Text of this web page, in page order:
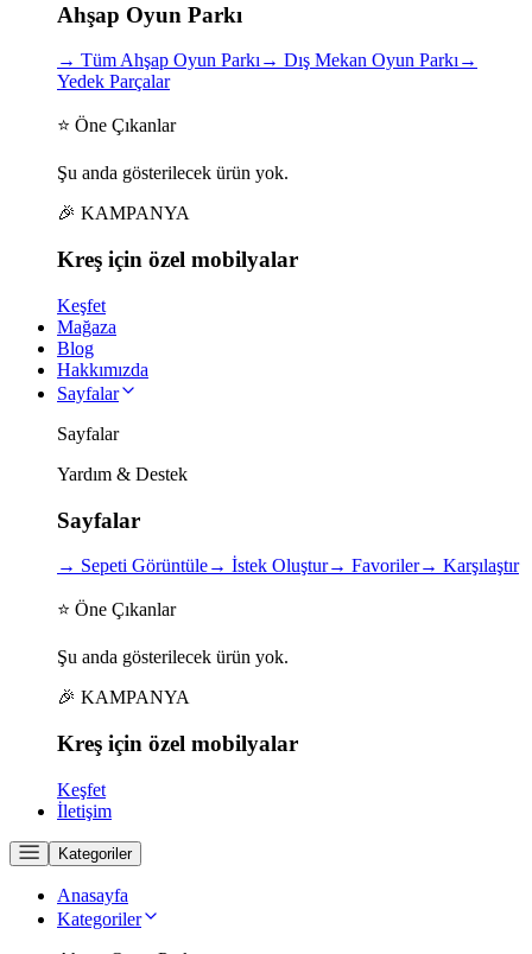
Ahşap Oyun Parkı
→ Tüm Ahşap Oyun Parkı→ Dış Mekan Oyun Parkı→
Yedek Parçalar
⭐ Öne Çıkanlar
Şu anda gösterilecek ürün yok.
🎉 KAMPANYA
Kreş için özel mobilyalar
Keşfet
Mağaza
Blog
Hakkımızda
Sayfalar
Sayfalar
Yardım & Destek
Sayfalar
→ Sepeti Görüntüle→ İstek Oluştur→ Favoriler→ Karşılaştır
⭐ Öne Çıkanlar
Şu anda gösterilecek ürün yok.
🎉 KAMPANYA
Kreş için özel mobilyalar
Keşfet
İletişim
Kategoriler
Anasayfa
Kategoriler